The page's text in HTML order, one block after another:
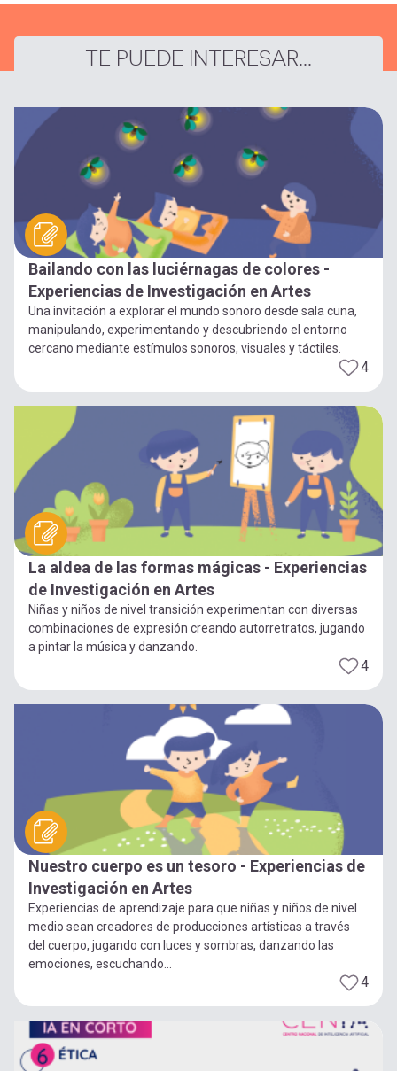
TE PUEDE INTERESAR...
Bailando con las luciérnagas de colores -
Experiencias de Investigación en Artes
Una invitación a explorar el mundo sonoro desde sala cuna,
manipulando, experimentando y descubriendo el entorno
cercano mediante estímulos sonoros, visuales y táctiles.
4
La aldea de las formas mágicas - Experiencias
de Investigación en Artes
Niñas y niños de nivel transición experimentan con diversas
combinaciones de expresión creando autorretratos, jugando
a pintar la música y danzando.
4
Nuestro cuerpo es un tesoro - Experiencias de
Investigación en Artes
Experiencias de aprendizaje para que niñas y niños de nivel
medio sean creadores de producciones artísticas a través
del cuerpo, jugando con luces y sombras, danzando las
emociones, escuchando...
4